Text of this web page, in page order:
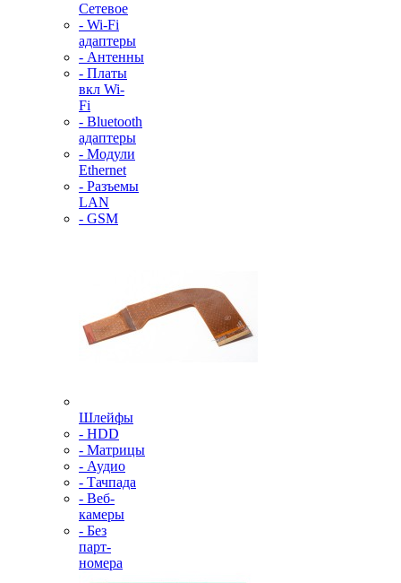
Сетевое
- Wi-Fi
адаптеры
- Антенны
- Платы
вкл Wi-
Fi
- Bluetooth
адаптеры
- Модули
Ethernet
- Разъемы
LAN
- GSM
Шлейфы
- HDD
- Матрицы
- Аудио
- Тачпада
- Веб-
камеры
- Без
парт-
номера